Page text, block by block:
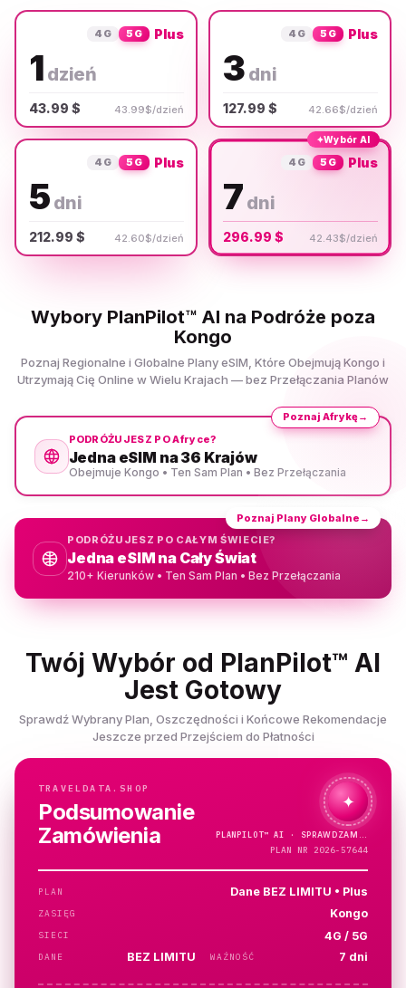
4G 5G Plus
1 dzień
43.99 $ 43.99$/dzień
4G 5G Plus
3 dni
127.99 $ 42.66$/dzień
4G 5G Plus
5 dni
212.99 $ 42.60$/dzień
✦Wybór AI
4G 5G Plus
7 dni
296.99 $ 42.43$/dzień
Wybory PlanPilot™ AI na Podróże poza
Kongo
Poznaj Regionalne i Globalne Plany eSIM, Które Obejmują Kongo i
Utrzymają Cię Online w Wielu Krajach — bez Przełączania Planów
PODRÓŻUJESZ PO Afryce?
Jedna eSIM na 36 Krajów
Obejmuje Kongo • Ten Sam Plan • Bez Przełączania
Poznaj Afrykę→
PODRÓŻUJESZ PO CAŁYM ŚWIECIE?
Jedna eSIM na Cały Świat
210+ Kierunków • Ten Sam Plan • Bez Przełączania
Poznaj Plany Globalne →
Twój Wybór od PlanPilot™ AI
Jest Gotowy
Sprawdź Wybrany Plan, Oszczędności i Końcowe Rekomendacje
Jeszcze przed Przejściem do Płatności
TRAVELDATA.SHOP
Podsumowanie
Zamówienia
✦
PLANPILOT™AI ·
PLAN NR 2026-57644
PLAN Dane BEZ LIMITU • Plus
ZASIĘG Kongo
SIECI 4G / 5G
DANE BEZ LIMITU WAŻNOŚĆ 7 dni